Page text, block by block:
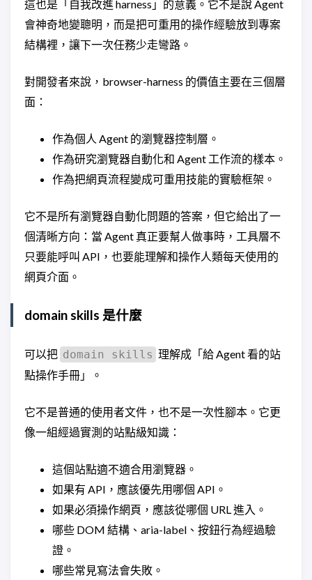
這也是「自我改進 harness」的意義。它不是說 Agent
會神奇地變聰明，而是把可重用的操作經驗放到專案
結構裡，讓下一次任務少走彎路。
對開發者來說，browser-harness 的價值主要在三個層
面：
作為個人 Agent 的瀏覽器控制層。
作為研究瀏覽器自動化和 Agent 工作流的樣本。
作為把網頁流程變成可重用技能的實驗框架。
它不是所有瀏覽器自動化問題的答案，但它給出了一
個清晰方向：當 Agent 真正要幫人做事時，工具層不
只要能呼叫 API，也要能理解和操作人類每天使用的
網頁介面。
domain skills 是什麼
可以把 domain skills 理解成「給 Agent 看的站
點操作手冊」。
它不是普通的使用者文件，也不是一次性腳本。它更
像一組經過實測的站點級知識：
這個站點適不適合用瀏覽器。
如果有 API，應該優先用哪個 API。
如果必須操作網頁，應該從哪個 URL 進入。
哪些 DOM 結構、aria-label、按鈕行為經過驗
證。
哪些常見寫法會失敗。